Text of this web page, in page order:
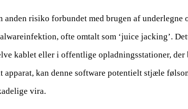
anden risiko forbundet med brugen af
ofte omtalt som ‘juice jacking’.
kablet eller i offentlige opladningsstationer,
apparat, kan denne software potentielt stjæle
vira.